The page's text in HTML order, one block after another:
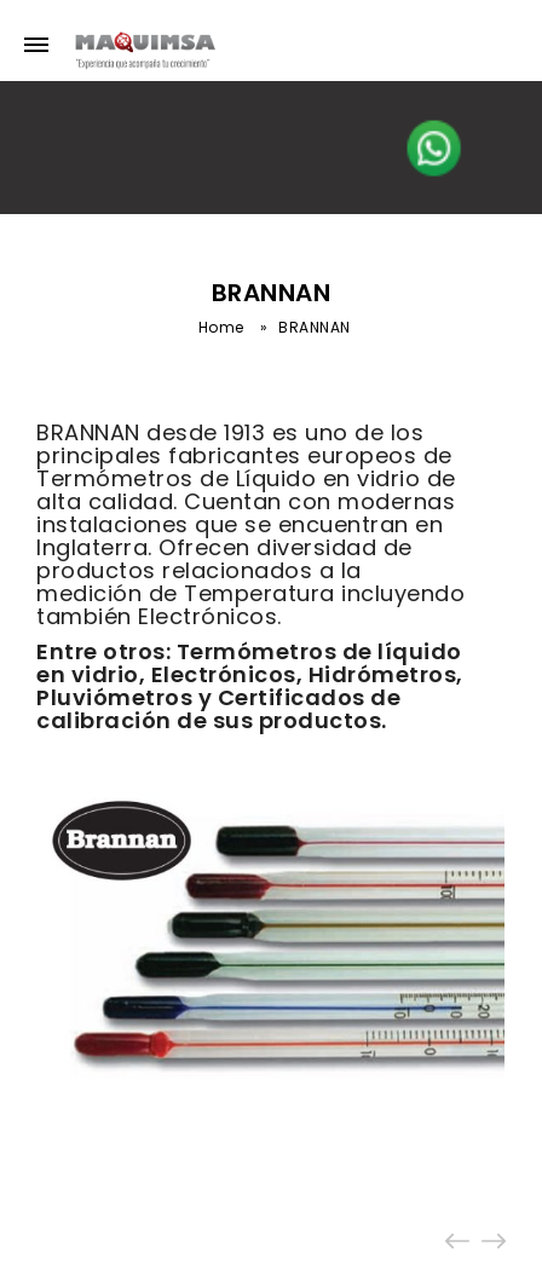
BRANNAN
Home » BRANNAN
BRANNAN desde 1913 es uno de los
principales fabricantes europeos de
Termómetros de Líquido en vidrio de
alta calidad. Cuentan con modernas
instalaciones que se encuentran en
Inglaterra. Ofrecen diversidad de
productos relacionados a la
medición de Temperatura incluyendo
también Electrónicos.
Entre otros: Termómetros de líquido
en vidrio, Electrónicos, Hidrómetros,
Pluviómetros y Certificados de
calibración de sus productos.